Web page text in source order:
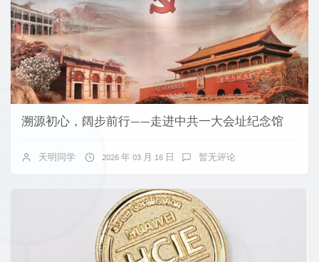
溯源初心，阔步前行——走进中共一大会址纪念馆
天明同学 2026 年 03 月 16 日 暂无评论